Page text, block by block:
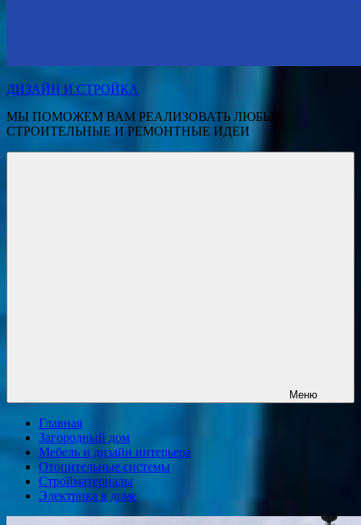
ДИЗАЙН И СТРОЙКА
МЫ ПОМОЖЕМ ВАМ РЕАЛИЗОВАТЬ ЛЮБЫЕ
СТРОИТЕЛЬНЫЕ И РЕМОНТНЫЕ ИДЕИ
Меню
Главная
Загородный дом
Мебель и дизайн интерьера
Отопительные системы
Стройматериалы
Электрика в доме